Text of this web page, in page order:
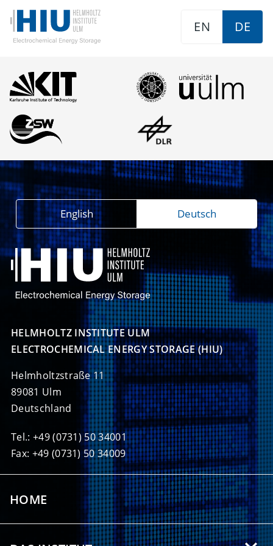
EN DE
HELMHOLTZ INSTITUTE ULM
ELECTROCHEMICAL ENERGY STORAGE (HIU)
Helmholtzstraße 11
89081 Ulm
Deutschland
Tel.: +49 (0731) 50 34001
Fax: +49 (0731) 50 34009
English Deutsch
HOME